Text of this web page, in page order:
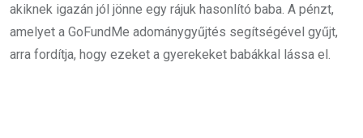
akiknek igazán jól jönne egy rájuk hasonlító baba. A pénzt,
amelyet a GoFundMe adománygyűjtés segítségével gyűjt,
arra fordítja, hogy ezeket a gyerekeket babákkal lássa el.